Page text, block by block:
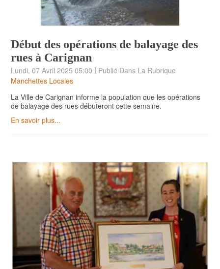
Début des opérations de balayage des
rues à Carignan
Lundi, 07 Avril 2025 05:00 | Publié Dans La Rubrique
Manchettes Locales
La Ville de Carignan informe la population que les opérations
de balayage des rues débuteront cette semaine.
En savoir plus...